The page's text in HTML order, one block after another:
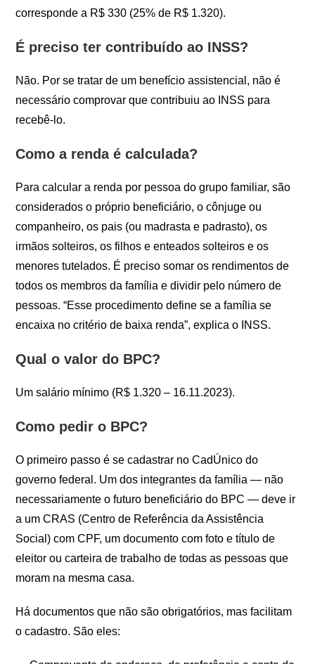
corresponde a R$ 330 (25% de R$ 1.320).
É preciso ter contribuído ao INSS?
Não. Por se tratar de um benefício assistencial, não é
necessário comprovar que contribuiu ao INSS para
recebê-lo.
Como a renda é calculada?
Para calcular a renda por pessoa do grupo familiar, são
considerados o próprio beneficiário, o cônjuge ou
companheiro, os pais (ou madrasta e padrasto), os
irmãos solteiros, os filhos e enteados solteiros e os
menores tutelados. É preciso somar os rendimentos de
todos os membros da família e dividir pelo número de
pessoas. “Esse procedimento define se a família se
encaixa no critério de baixa renda”, explica o INSS.
Qual o valor do BPC?
Um salário mínimo (R$ 1.320 – 16.11.2023).
Como pedir o BPC?
O primeiro passo é se cadastrar no CadÚnico do
governo federal. Um dos integrantes da família — não
necessariamente o futuro beneficiário do BPC — deve ir
a um CRAS (Centro de Referência da Assistência
Social) com CPF, um documento com foto e título de
eleitor ou carteira de trabalho de todas as pessoas que
moram na mesma casa.
Há documentos que não são obrigatórios, mas facilitam
o cadastro. São eles: